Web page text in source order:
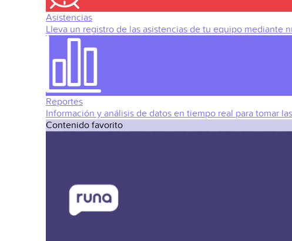
Asistencias
Lleva un registro de las asistencias de tu equipo mediante
Reportes
Información y análisis de datos en tiempo real para tomar
Contenido favorito